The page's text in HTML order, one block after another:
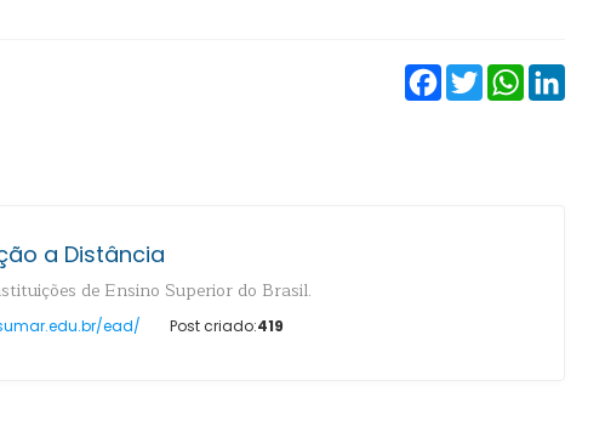
FacebookTwitterWhatsApp
a Distância
de Ensino Superior do Brasil.
ead/ Post criado:419